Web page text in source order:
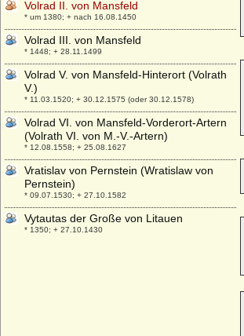
Volrad II. von Mansfeld
* um 1380; + nach 16.08.1450
Volrad III. von Mansfeld
* 1448; + 28.11.1499
Volrad V. von Mansfeld-Hinterort (Volrath
V.)
* 11.03.1520; + 30.12.1575 (oder 30.12.1578)
Volrad VI. von Mansfeld-Vorderort-Artern
(Volrath VI. von M.-V.-Artern)
* 12.08.1558; + 25.08.1627
Vratislav von Pernstein (Wratislaw von
Pernstein)
* 09.07.1530; + 27.10.1582
Vytautas der Große von Litauen
* 1350; + 27.10.1430